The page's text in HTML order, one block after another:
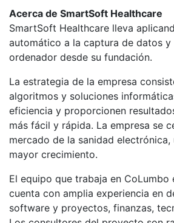
Acerca de SmartSoft Healthcare
SmartSoft Healthcare lleva
automático a la captura de datos
ordenador desde su fundación.
La estrategia de la empresa
algoritmos y soluciones
eficiencia y proporcionen
más fácil y rápida. La empresa se
mercado de la sanidad
mayor crecimiento.
El equipo que trabaja en CoLumbo
cuenta con amplia experiencia en
software y proyectos, finanzas,